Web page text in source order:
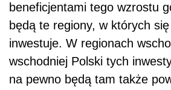
beneficjentami tego wzrostu
będą te regiony, w których
inwestuje. W regionach
wschodniej Polski tych
na pewno będą tam także